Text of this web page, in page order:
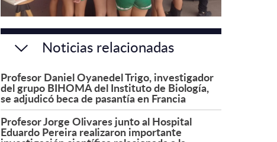
Noticias relacionadas
Profesor Daniel Oyanedel Trigo, investigador
del grupo BIHOMA del Instituto de Biología,
se adjudicó beca de pasantía en Francia
Profesor Jorge Olivares junto al Hospital
Eduardo Pereira realizaron importante